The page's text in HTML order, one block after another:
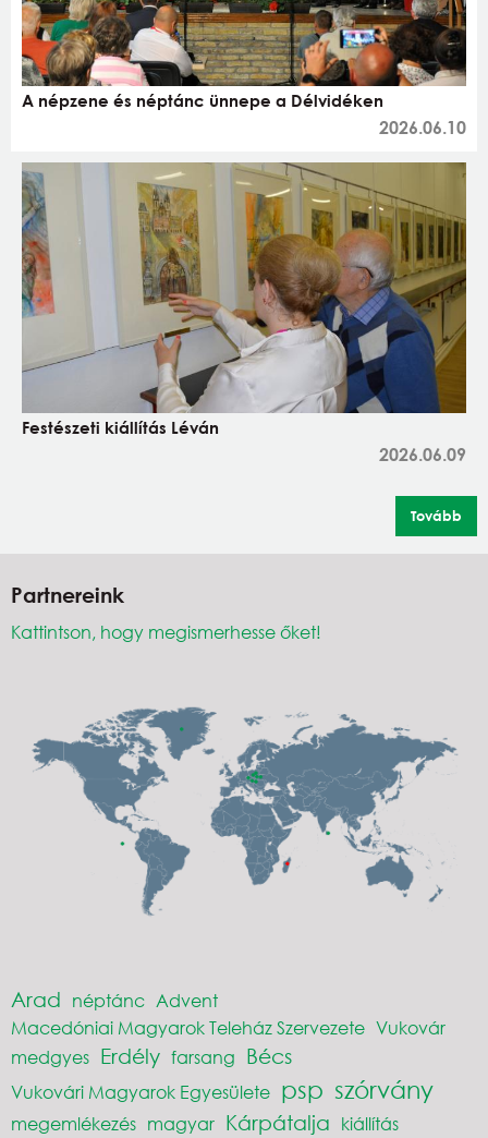
A népzene és néptánc ünnepe a Délvidéken
2026.06.10
Festészeti kiállítás Léván
2026.06.09
Tovább
Partnereink
Kattintson, hogy megismerhesse őket!
Arad néptánc Advent
Macedóniai Magyarok Teleház Szervezete Vukovár
medgyes Erdély farsang Bécs
Vukovári Magyarok Egyesülete psp szórvány
megemlékezés magyar Kárpátalja kiállítás